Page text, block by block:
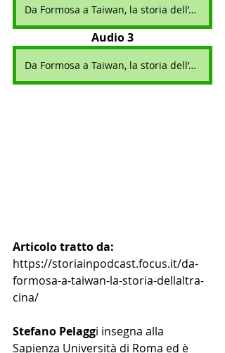
Da Formosa a Taiwan, la storia dell’altra Cina - Seconda parte
Audio 3
Da Formosa a Taiwan, la storia dell’altra Cina - Terza parte
Articolo tratto da:
https://storiainpodcast.focus.it/da-
formosa-a-taiwan-la-storia-dellaltra-
cina/
Stefano Pelaggi insegna alla
Sapienza Università di Roma ed è